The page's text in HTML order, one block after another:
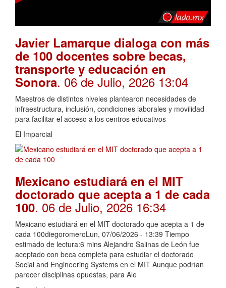
Javier Lamarque dialoga con más
de 100 docentes sobre becas,
transporte y educación en
Sonora. 06 de Julio, 2026 13:04
Maestros de distintos niveles plantearon necesidades de
infraestructura, inclusión, condiciones laborales y movilidad
para facilitar el acceso a los centros educativos
El Imparcial
Mexicano estudiará en el MIT
doctorado que acepta a 1 de cada
100. 06 de Julio, 2026 16:34
Mexicano estudiará en el MIT doctorado que acepta a 1 de
cada 100diegoromeroLun, 07/06/2026 - 13:39 Tiempo
estimado de lectura:6 mins Alejandro Salinas de León fue
aceptado con beca completa para estudiar el doctorado
Social and Engineering Systems en el MIT Aunque podrían
parecer disciplinas opuestas, para Ale